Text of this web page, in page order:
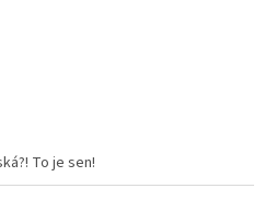
To je sen!